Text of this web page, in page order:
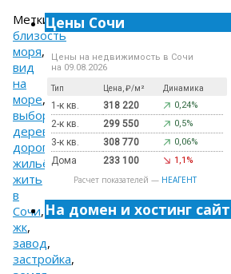
Метки:
близость
моря,
вид
на
море,
выбор ,
деревья,
дороги,
жильё ,
жить
в
Сочи,
жк,
завод,
застройка,
Цены Сочи
Цены на недвижимость в Сочи
на 09.08.2026
Тип Цена, ₽/м² Динамика
1-к кв. 318 220 0,24%
2-к кв. 299 550 0,5%
3-к кв. 308 770 0,06%
Дома 233 100 1,1%
Расчет показателей — НЕАГЕНТ
На домен и хостинг